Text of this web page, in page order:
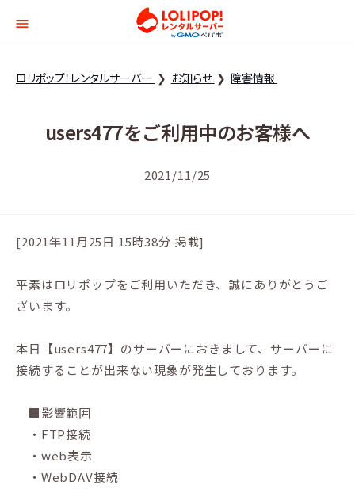
ロリポップ！レンタル
ロリポップ！レンタルサーバー お知らせ 障害情報
users477をご利用中のお客様へ
2021/11/25
[2021年11月25日 15時38分 掲載]
平素はロリポップをご利用いただき、誠にありがとうご
ざいます。
本日【users477】のサーバーにおきまして、サーバーに
接続することが出来ない現象が発生しております。
■影響範囲
・FTP接続
・web表示
・WebDAV接続